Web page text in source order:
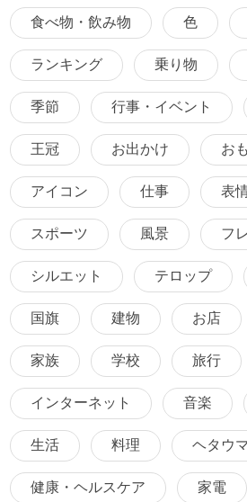
食べ物・飲み物 色
ランキング 乗り物
季節 行事・イベント
王冠 お出かけ お
アイコン 仕事 表
スポーツ 風景 フ
シルエット テロップ
国旗 建物 お店
家族 学校 旅行
インターネット 音楽
生活 料理 ヘタウ
健康・ヘルスケア 家電